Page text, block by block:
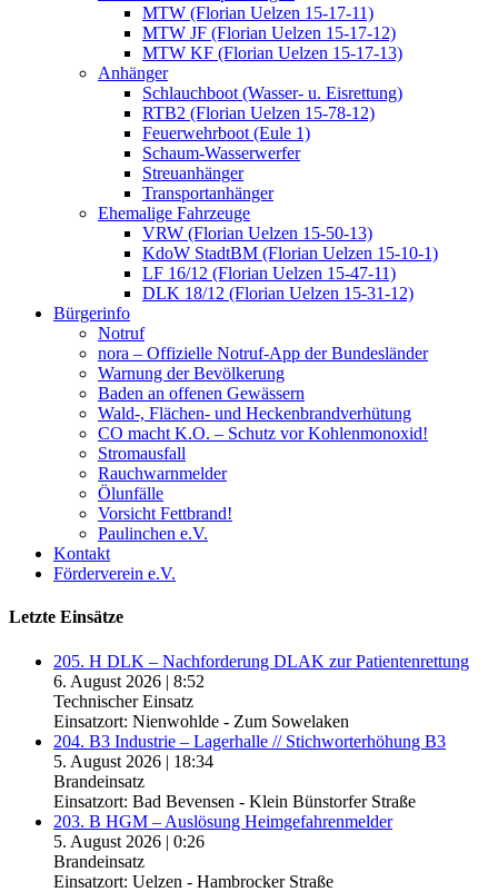
MTW (Florian Uelzen 15-17-11)
MTW JF (Florian Uelzen 15-17-12)
MTW KF (Florian Uelzen 15-17-13)
Anhänger
Schlauchboot (Wasser- u. Eisrettung)
RTB2 (Florian Uelzen 15-78-12)
Feuerwehrboot (Eule 1)
Schaum-Wasserwerfer
Streuanhänger
Transportanhänger
Ehemalige Fahrzeuge
VRW (Florian Uelzen 15-50-13)
KdoW StadtBM (Florian Uelzen 15-10-1)
LF 16/12 (Florian Uelzen 15-47-11)
DLK 18/12 (Florian Uelzen 15-31-12)
Bürgerinfo
Notruf
nora – Offizielle Notruf-App der Bundesländer
Warnung der Bevölkerung
Baden an offenen Gewässern
Wald-, Flächen- und Heckenbrandverhütung
CO macht K.O. – Schutz vor Kohlenmonoxid!
Stromausfall
Rauchwarnmelder
Ölunfälle
Vorsicht Fettbrand!
Paulinchen e.V.
Kontakt
Förderverein e.V.
Letzte Einsätze
205. H DLK – Nachforderung DLAK zur Patientenrettung
6. August 2026 | 8:52
Technischer Einsatz
Einsatzort: Nienwohlde - Zum Sowelaken
204. B3 Industrie – Lagerhalle // Stichworterhöhung B3
5. August 2026 | 18:34
Brandeinsatz
Einsatzort: Bad Bevensen - Klein Bünstorfer Straße
203. B HGM – Auslösung Heimgefahrenmelder
5. August 2026 | 0:26
Brandeinsatz
Einsatzort: Uelzen - Hambrocker Straße